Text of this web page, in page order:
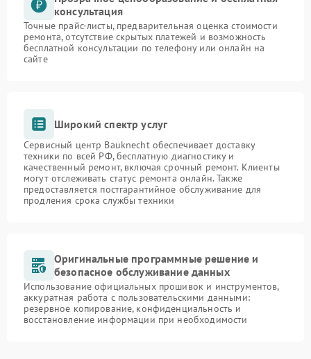
консультация
Точные прайс-листы, предварительная оценка стоимости
ремонта, отсутствие скрытых платежей и возможность
бесплатной консультации по телефону или онлайн на
сайте
Широкий спектр услуг
Сервисный центр Bauknecht обеспечивает доставку
техники по всей РФ, бесплатную диагностику и
качественный ремонт, включая срочный ремонт. Клиенты
могут отслеживать статус ремонта онлайн. Также
предоставляется постгарантийное обслуживание для
продления срока службы техники
Оригинальные программные решение и
безопасное обслуживание данных
Использование официальных прошивок и инструментов,
аккуратная работа с пользовательскими данными:
резервное копирование, конфиденциальность и
восстановление информации при необходимости